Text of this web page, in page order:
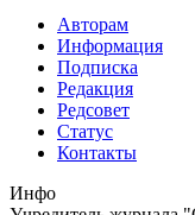
Авторам
Информация
Подписка
Редакция
Редсовет
Статус
Контакты
Инфо